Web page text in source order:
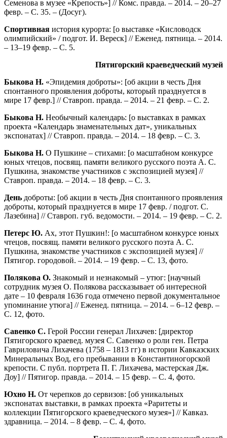
Семенова в музее «Крепость»] // Комс. правда. – 2014. – 20–27
февр. – С. 35. – (Досуг).
Спортивная история курорта: [о выставке «Кисловодск
олимпийский» / подгот. И. Вереск] // Еженед. пятница. – 2014.
– 13–19 февр. – С. 5.
Пятигорский краеведческий музей
Быкова Н. «Эпидемия доброты»: [об акции в честь Дня
спонтанного проявления доброты, который празднуется в
мире 17 февр.] // Ставроп. правда. – 2014. – 21 февр. – С. 2.
Быкова Н. Необычный календарь: [о выставках в рамках
проекта «Календарь знаменательных дат», уникальных
экспонатах] // Ставроп. правда. – 2014. – 18 февр. – С. 3.
Быкова Н. О Пушкине – стихами: [о масштабном конкурсе
юных чтецов, посвящ. памяти великого русского поэта А. С.
Пушкина, знакомстве участников с экспозицией музея] //
Ставроп. правда. – 2014. – 18 февр. – С. 3.
День доброты: [об акции в честь Дня спонтанного проявления
доброты, который празднуется в мире 17 февр. / подгот. С.
Лазебина] // Ставроп. губ. ведомости. – 2014. – 19 февр. – С. 2.
Петерс Ю. Ах, этот Пушкин!: [о масштабном конкурсе юных
чтецов, посвящ. памяти великого русского поэта А. С.
Пушкина, знакомстве участников с экспозицией музея] //
Пятигор. городовой. – 2014. – 19 февр. – С. 13, фото.
Полякова О. Знакомый и незнакомый – утюг: [научный
сотрудник музея О. Полякова рассказывает об интересной
дате – 10 февраля 1636 года отмечено первой документальное
упоминание утюга] // Еженед. пятница. – 2014. – 6–12 февр. –
С. 12, фото.
Савенко С. Герой России генерал Лихачев: [директор
Пятигорского краевед. музея С. Савенко о роли ген. Петра
Гавриловича Лихачева (1758 – 1813 гг) в истории Кавказских
Минеральных Вод, его пребывании в Константиногорской
крепости. С публ. портрета П. Г. Лихачева, мастерская Дж.
Доу] // Пятигор. правда. – 2014. – 15 февр. – С. 4, фото.
Юхно Н. От черепков до сервизов: [об уникальных
экспонатах выставки, в рамках проекта «Раритеты и
коллекции Пятигорского краеведческого музея»] // Кавказ.
здравница. – 2014. – 8 февр. – С. 4, фото.